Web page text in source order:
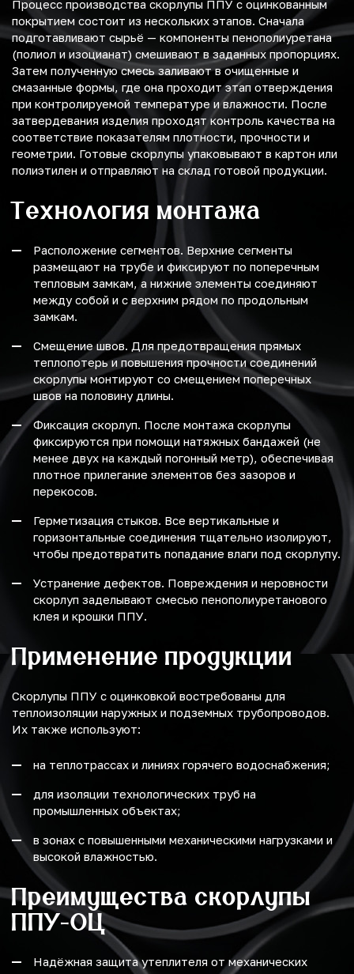
Процесс производства скорлупы ППУ с оцинкованным
покрытием состоит из нескольких этапов. Сначала
подготавливают сырьё — компоненты пенополиуретана
(полиол и изоцианат) смешивают в заданных пропорциях.
Затем полученную смесь заливают в очищенные и
смазанные формы, где она проходит этап отверждения
при контролируемой температуре и влажности. После
затвердевания изделия проходят контроль качества на
соответствие показателям плотности, прочности и
геометрии. Готовые скорлупы упаковывают в картон или
полиэтилен и отправляют на склад готовой продукции.
Технология монтажа
Расположение сегментов. Верхние сегменты
размещают на трубе и фиксируют по поперечным
тепловым замкам, а нижние элементы соединяют
между собой и с верхним рядом по продольным
замкам.
Смещение швов. Для предотвращения прямых
теплопотерь и повышения прочности соединений
скорлупы монтируют со смещением поперечных
швов на половину длины.
Фиксация скорлуп. После монтажа скорлупы
фиксируются при помощи натяжных бандажей (не
менее двух на каждый погонный метр), обеспечивая
плотное прилегание элементов без зазоров и
перекосов.
Герметизация стыков. Все вертикальные и
горизонтальные соединения тщательно изолируют,
чтобы предотвратить попадание влаги под скорлупу.
Устранение дефектов. Повреждения и неровности
скорлуп заделывают смесью пенополиуретанового
клея и крошки ППУ.
Применение продукции
Скорлупы ППУ с оцинковкой востребованы для
теплоизоляции наружных и подземных трубопроводов.
Их также используют:
на теплотрассах и линиях горячего водоснабжения;
для изоляции технологических труб на
промышленных объектах;
в зонах с повышенными механическими нагрузками и
высокой влажностью.
Преимущества скорлупы
ППУ-ОЦ
Надёжная защита утеплителя от механических